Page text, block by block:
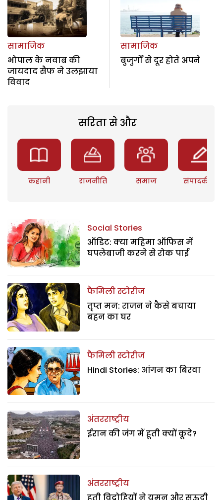
सामाजिक
भोपाल के नवाब की
जायदाद सैफ ने उलझाया
विवाद
सामाजिक
बुजुर्गों से दूर होते अपने
सरिता से और
कहानी राजनीति समाज संपादकीय
Social Stories
ऑडिट: क्या महिमा ऑफिस में
घपलेबाजी करने से रोक पाई
फैमिली स्टोरीज
तृप्त मन: राजन ने कैसे बचाया
बहन का घर
फैमिली स्टोरीज
Hindi Stories: आंगन का बिरवा
अंतरराष्ट्रीय
ईरान की जंग में हूती क्यों कूदे?
अंतरराष्ट्रीय
हूती विद्रोहियों ने यमन और सऊदी